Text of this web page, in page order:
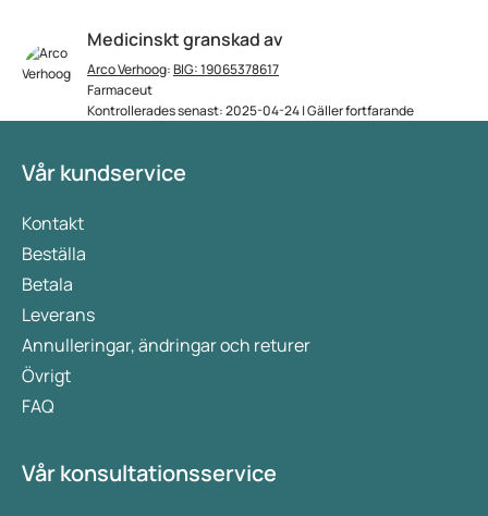
Medicinskt granskad av
Arco Verhoog:BIG: 19065378617
Farmaceut
Kontrollerades senast: 2025-04-24 | Gäller fortfarande
Vår kundservice
Kontakt
Beställa
Betala
Leverans
Annulleringar, ändringar och returer
Övrigt
FAQ
Vår konsultationsservice